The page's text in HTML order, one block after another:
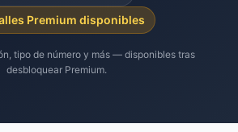
Premium disponibles
tipo de número y más — disponibles tras
desbloquear Premium.